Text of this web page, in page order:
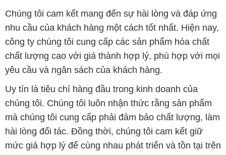
Chúng tôi cam kết mang đến sự hài lòng và đáp ứng
nhu cầu của khách hàng một cách tốt nhất. Hiện nay,
công ty chúng tôi cung cấp các sản phẩm hóa chất
chất lượng cao với giá thành hợp lý, phù hợp với mọi
yêu cầu và ngân sách của khách hàng.
Uy tín là tiêu chí hàng đầu trong kinh doanh của
chúng tôi. Chúng tôi luôn nhận thức rằng sản phẩm
mà chúng tôi cung cấp phải đảm bảo chất lượng, làm
hài lòng đối tác. Đồng thời, chúng tôi cam kết giữ
mức giá hợp lý để cùng nhau phát triển và tồn tại trên